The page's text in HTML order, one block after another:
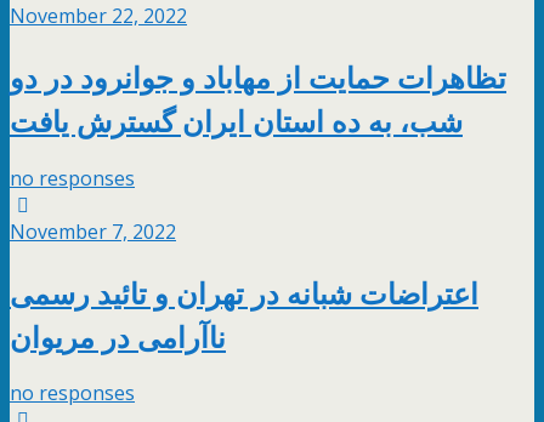
November 22, 2022
تظاهرات حمایت از مهاباد و جوانرود در دو
شب، به ده استان ایران گسترش یافت
no responses
November 7, 2022
اعتراضات شبانه در تهران و تائید رسمی
ناآرامی در مریوان
no responses